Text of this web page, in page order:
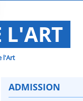
L'ART
l'Art
ADMISSION